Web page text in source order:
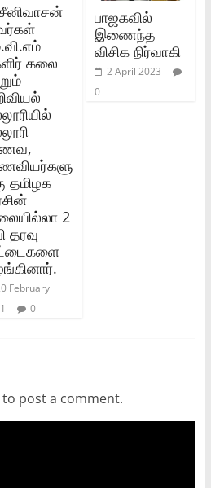
கலை
தமிழக
2
தரவு
February
0
பாஜகவில்
இணைந்த
விசிக நிர்வாகி
2 April 2023
0
to post a comment.